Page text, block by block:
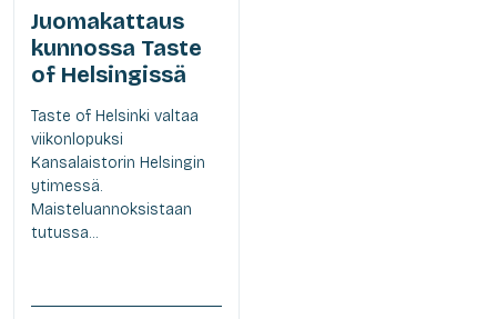
Juomakattaus
kunnossa Taste
of Helsingissä
Taste of Helsinki valtaa
viikonlopuksi
Kansalaistorin Helsingin
ytimessä.
Maisteluannoksistaan
tutussa...